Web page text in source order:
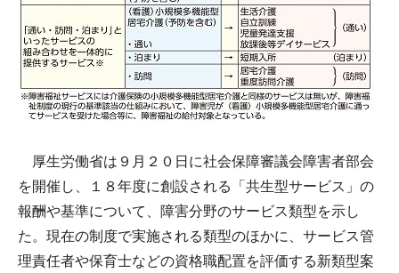
厚生労働省は９月２０日に社会保障審議会障害者部会
を開催し、１８年度に創設される「共生型サービス」の
報酬や基準について、障害分野のサービス類型を示し
た。現在の制度で実施される類型のほかに、サービス管
理責任者や保育士などの資格職配置を評価する新類型案